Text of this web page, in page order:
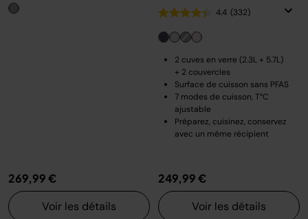
269,99 €
Voir les détails
4.4 (332)
2 cuves en verre (2.3L + 5.7L)
+ 2 couvercles
Surface de cuisson sans PFAS
7 modes de cuisson, T°C
ajustable
Préparez, cuisinez, conservez
avec un même récipient
249,99 €
Voir les détails